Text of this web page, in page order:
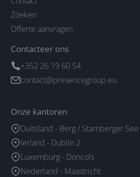
Zoeken
Offerte aanvragen
Contacteer ons
+352 26 19 60 54
contact@presencegroup.eu
Onze kantoren
Duitsland - Berg / Starnberger See
Ierland - Dublin 2
Luxemburg - Doncols
Nederland - Maastricht